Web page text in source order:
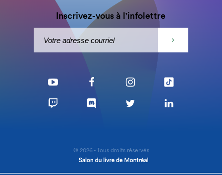
Inscrivez-vous à l'infolettre
© 2026 - Tous droits réservés